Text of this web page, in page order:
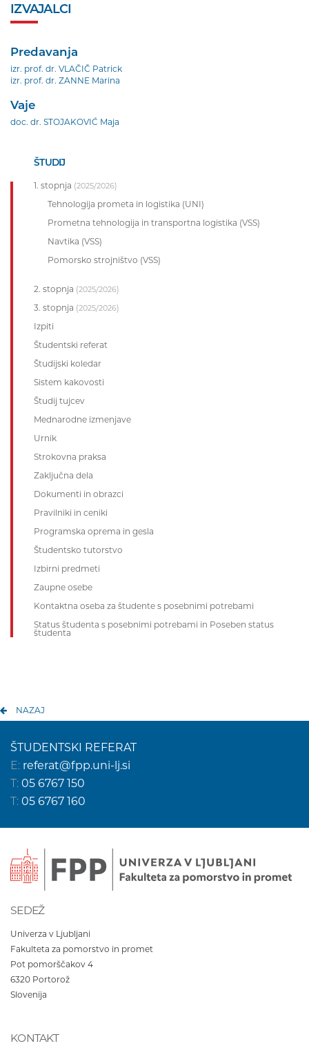
IZVAJALCI
Predavanja
izr. prof. dr. VLAČIČ Patrick
izr. prof. dr. ZANNE Marina
Vaje
doc. dr. STOJAKOVIĆ Maja
ŠTUDIJ
1. stopnja (2025/2026)
Tehnologija prometa in logistika (UNI)
Prometna tehnologija in transportna logistika (VSS)
Navtika (VSS)
Pomorsko strojništvo (VSS)
2. stopnja (2025/2026)
3. stopnja (2025/2026)
Izpiti
Študentski referat
Študijski koledar
Sistem kakovosti
Študij tujcev
Mednarodne izmenjave
Urnik
Strokovna praksa
Zaključna dela
Dokumenti in obrazci
Pravilniki in ceniki
Programska oprema in gesla
Študentsko tutorstvo
Izbirni predmeti
Zaupne osebe
Kontaktna oseba za študente s posebnimi potrebami
Status študenta s posebnimi potrebami in Poseben status
študenta
NAZAJ
ŠTUDENTSKI REFERAT
E: referat@fpp.uni-lj.si
T: 05 6767 150
T: 05 6767 160
SEDEŽ
Univerza v Ljubljani
Fakulteta za pomorstvo in promet
Pot pomorščakov 4
6320 Portorož
Slovenija
KONTAKT